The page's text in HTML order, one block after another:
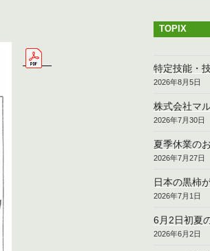
TOPIX
特定技能・
2026年8月5日
株式会社マ
2026年7月30日
夏季休業の
2026年7月27日
日本の黒柿
2026年7月1日
6月2日初夏
2026年6月2日